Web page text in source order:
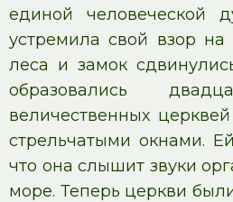
единой человеческой
устремила свой взор на
леса и замок
образовались
величественных
стрельчатыми окнами.
что она слышит звуки
море. Теперь церкви